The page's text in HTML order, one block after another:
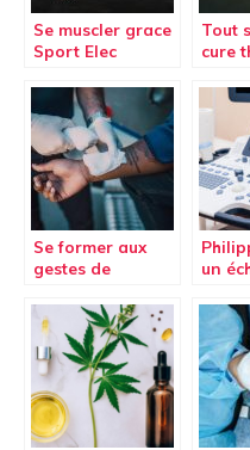
Se muscler grace
Sport Elec
Tout
cure
Se former aux
gestes de
un